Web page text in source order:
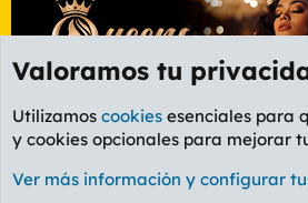
Foro Cine
Cookies
PL OLDSTYLE
Valoramos tu
Utilizamos cookies esenciales para
y cookies opcionales para mejorar
Ver más información y configurar